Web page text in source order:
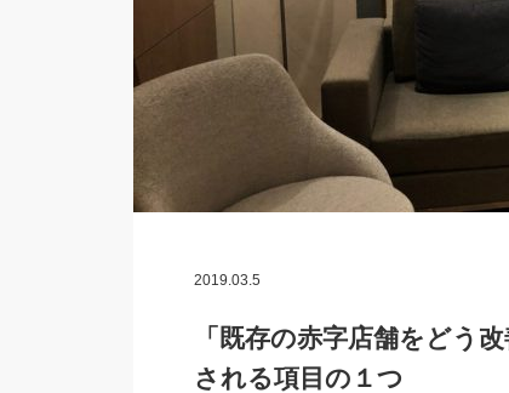
2019.03.5
「既存の赤字店舗をどう
される項目の１つ